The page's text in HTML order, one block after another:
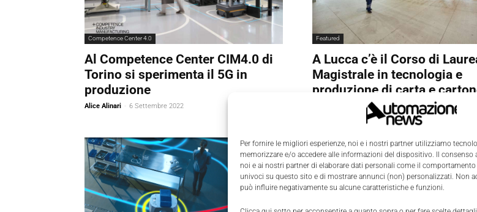
Per fornire le migliori esperienze, noi e i nostri partner utilizziamo
memorizzare e/o accedere alle informazioni del dispositivo. Il consenso
noi e ai nostri partner di elaborare dati personali come il
univoci su questo sito e di mostrare annunci (non) personalizzati. Non
può influire negativamente su alcune caratteristiche e funzioni.
Competence Center 4.0
Al Competence Center CIM4.0 di
Torino si sperimenta il 5G in
produzione
Alice Alinari - 6 Settembre 2022
Featured
A Lucca c’è il Corso di
Magistrale in tecnologia e
produzione di carta e
6 Settembre 2022